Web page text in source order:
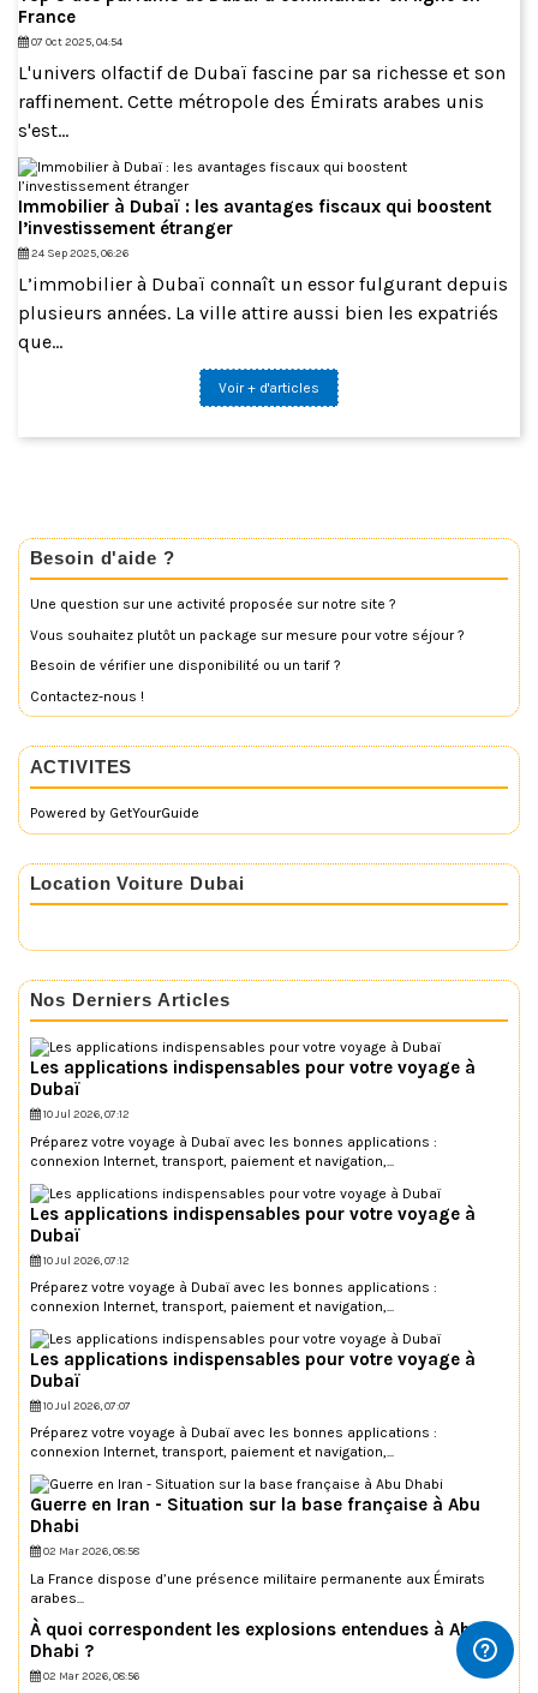
France
07 Oct 2025, 04:54
L'univers olfactif de Dubaï fascine par sa richesse et son
raffinement. Cette métropole des Émirats arabes unis
s'est...
Immobilier à Dubaï : les avantages fiscaux qui boostent
l’investissement étranger
24 Sep 2025, 06:26
L’immobilier à Dubaï connaît un essor fulgurant depuis
plusieurs années. La ville attire aussi bien les expatriés
que...
Voir + d'articles
Besoin d'aide ?
Une question sur une activité proposée sur notre site ?
Vous souhaitez plutôt un package sur mesure pour votre séjour ?
Besoin de vérifier une disponibilité ou un tarif ?
Contactez-nous !
ACTIVITES
Powered by GetYourGuide
Location Voiture Dubai
Nos Derniers Articles
Les applications indispensables pour votre voyage à
Dubaï
10 Jul 2026, 07:12
Préparez votre voyage à Dubaï avec les bonnes applications :
connexion Internet, transport, paiement et navigation,...
Les applications indispensables pour votre voyage à
Dubaï
10 Jul 2026, 07:12
Préparez votre voyage à Dubaï avec les bonnes applications :
connexion Internet, transport, paiement et navigation,...
Les applications indispensables pour votre voyage à
Dubaï
10 Jul 2026, 07:07
Préparez votre voyage à Dubaï avec les bonnes applications :
connexion Internet, transport, paiement et navigation,...
Guerre en Iran - Situation sur la base française à Abu
Dhabi
02 Mar 2026, 08:58
La France dispose d’une présence militaire permanente aux Émirats
arabes...
À quoi correspondent les explosions entendues à Abu
Dhabi ?
02 Mar 2026, 08:56